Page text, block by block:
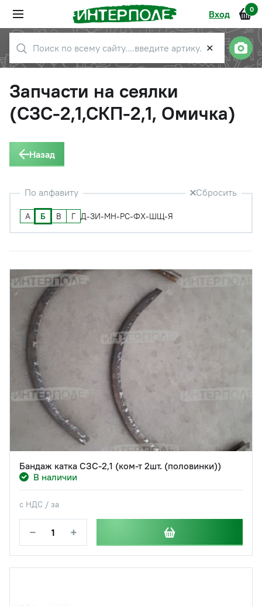
Вход 0
✕
Запчасти на сеялки
(СЗС-2,1,СКП-2,1, Омичка)
Назад
По алфавиту Сбросить
А Б В Г Д-ЗИ-МН-РС-ФХ-ШЩ-Я
Бандаж катка СЗС-2,1 (ком-т 2шт. (половинки))
В наличии
с НДС / за
− +